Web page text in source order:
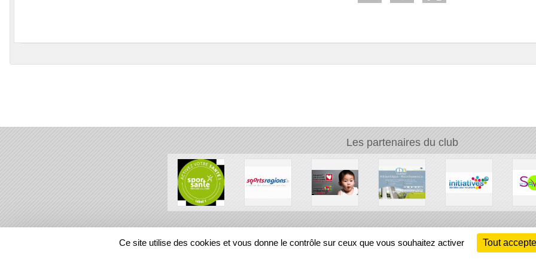
Les partenaires du club
REGIONS
Ce site utilise des cookies et vous donne le contrôle sur ceux que vous souhaitez activer Tout